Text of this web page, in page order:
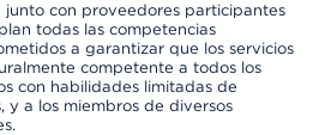
junto con proveedores participantes
todas las competencias
a garantizar que los servicios
competente a todos los
con habilidades limitadas de
y a los miembros de diversos